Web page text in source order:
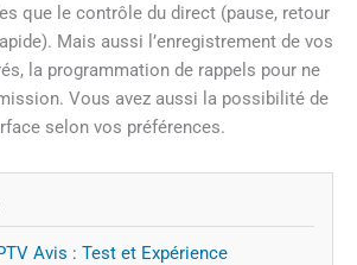
que le contrôle du direct (pause, retour
Mais aussi l’enregistrement de vos
la programmation de rappels pour ne
Vous avez aussi la possibilité de
selon vos préférences.
Avis : Test et Expérience